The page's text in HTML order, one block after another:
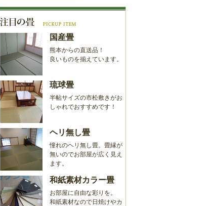
国産畳
熊本からの直送品！
良いものを揃えています。
琉球畳
半帖サイズの市松敷きがお
しゃれでおすすめです！
ヘリ無し畳
憧れのヘリ無し畳。畳縁が
無いのでお部屋が広く見え
ます。
和紙素材カラー畳
お部屋に自由な彩りを。
和紙素材なので日焼けやカ